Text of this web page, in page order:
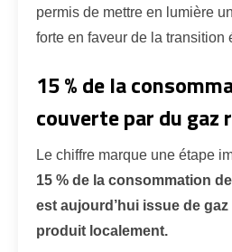
permis de mettre en lumière
forte en faveur de la transition
15 % de la
couverte par du gaz
Le chiffre marque une étape
15 % de la consommation
est aujourd’hui issue de
produit localement.